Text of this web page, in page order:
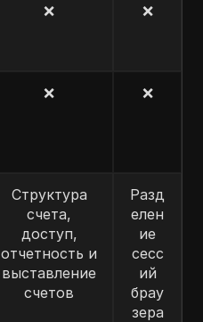
❌ ❌
❌ ❌
Структура
счета,
доступ,
отчетность и
выставление
счетов
Разд
елен
ие
сесс
ий
брау
зера